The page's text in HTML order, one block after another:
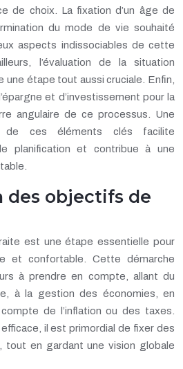
de choix. La fixation d’un âge de
du mode de vie souhaité
aspects indissociables de cette
l’évaluation de la situation
une étape tout aussi cruciale. Enfin,
et d’investissement pour la
angulaire de ce processus. Une
de ces éléments clés facilite
planification et contribue à une
objectifs de
est une étape essentielle pour
et confortable. Cette démarche
à prendre en compte, allant du
à la gestion des économies, en
de l’inflation ou des taxes.
il est primordial de fixer des
tout en gardant une vision globale